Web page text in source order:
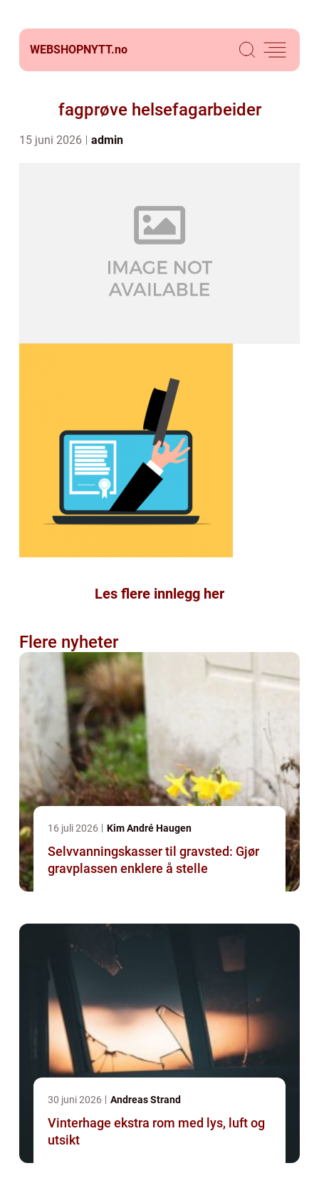
WEBSHOPNYTT.no
fagprøve helsefagarbeider
15 juni 2026 admin
Les flere innlegg her
Flere nyheter
16 juli 2026 Kim André Haugen
Selvvanningskasser til gravsted: Gjør
gravplassen enklere å stelle
30 juni 2026 Andreas Strand
Vinterhage ekstra rom med lys, luft og
utsikt